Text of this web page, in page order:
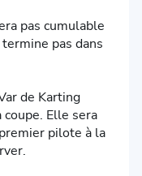
pas cumulable
pas dans
de Karting
Elle sera
pilote à la